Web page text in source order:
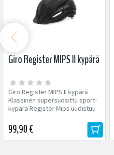
Giro Register MIPS II kypärä
Giro Register MIPS II kypärä
Klassinen supersuosittu sport-
kypärä Register Mips uudistuu
99,90 €
